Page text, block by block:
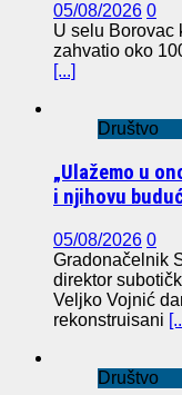
05/08/2026 0
U selu Borovac
zahvatio oko
[...]
Društvo
„Ulažemo u
i njihovu
05/08/2026 0
Gradonačelnik
direktor
Veljko Vojnić
rekonstruisani
Društvo